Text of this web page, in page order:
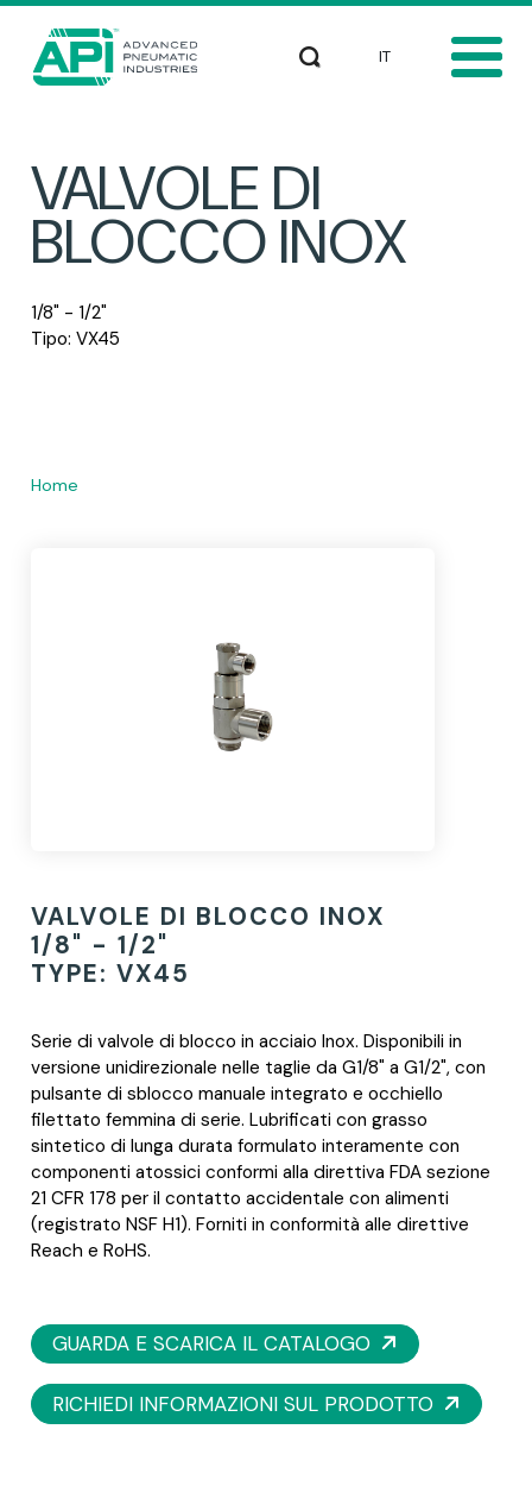
Salta al contenuto principale
Cerca Select your
VALVOLE DI
BLOCCO INOX
1/8" - 1/2"
Tipo: VX45
Home
VALVOLE DI BLOCCO INOX
1/8" - 1/2"
TYPE: VX45
Serie di valvole di blocco in acciaio Inox. Disponibili in
versione unidirezionale nelle taglie da G1/8" a G1/2", con
pulsante di sblocco manuale integrato e occhiello
filettato femmina di serie. Lubrificati con grasso
sintetico di lunga durata formulato interamente con
componenti atossici conformi alla direttiva FDA sezione
21 CFR 178 per il contatto accidentale con alimenti
(registrato NSF H1). Forniti in conformità alle direttive
Reach e RoHS.
GUARDA E SCARICA IL CATALOGO
RICHIEDI INFORMAZIONI SUL PRODOTTO